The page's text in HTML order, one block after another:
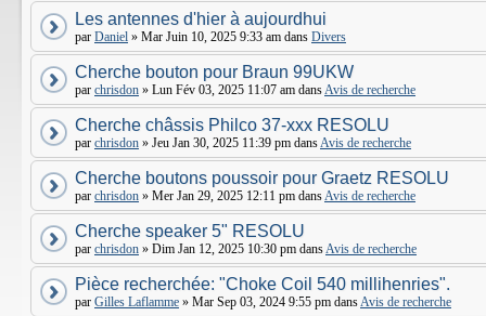
Les antennes d'hier à aujourdhui
par Daniel » Mar Juin 10, 2025 9:33 am dans Divers
Cherche bouton pour Braun 99UKW
par chrisdon » Lun Fév 03, 2025 11:07 am dansAvis de recherche
Cherche châssis Philco 37-xxx RESOLU
par chrisdon » Jeu Jan 30, 2025 11:39 pm dansAvis de recherche
Cherche boutons poussoir pour Graetz RESOLU
par chrisdon » Mer Jan 29, 2025 12:11 pm dansAvis de recherche
Cherche speaker 5" RESOLU
par chrisdon » Dim Jan 12, 2025 10:30 pm dansAvis de recherche
Pièce recherchée: "Choke Coil 540 millihenries".
par Gilles Laflamme » Mar Sep 03, 2024 9:55 pm dansAvis de recherche